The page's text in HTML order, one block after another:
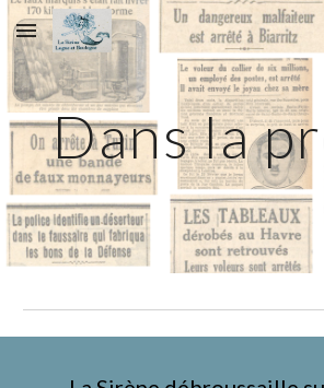
Skip to main content
Dans la